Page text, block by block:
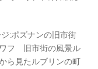
:ポズナンの旧市街
フ 旧市街の風景ル
ら見たルブリンの町